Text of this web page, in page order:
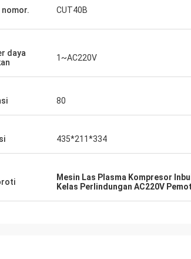
nomor. CUT40B
daya
1~AC220V
80
435*211*334
Mesin Las Plasma Kompresor
Kelas Perlindungan AC220V